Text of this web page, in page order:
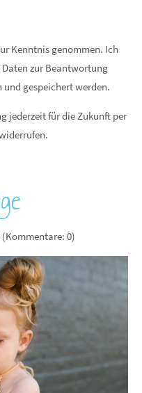
Kenntnis genommen. Ich
zur Beantwortung
gespeichert werden.
jederzeit für die Zukunft per
0)